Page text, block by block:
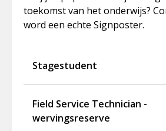
toekomst van het onderwijs?
word een echte Signposter.
Stagestudent
Field Service Technician -
wervingsreserve